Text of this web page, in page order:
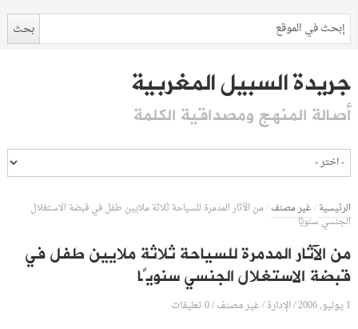
جريدة السبيل المغربية
أصالة المنهج ومصداقية الكلمة
الرئيسية/غير مصنف/من الآثار المدمرة للسياحة ثلاثة ملايين طفل في قبضة الاستغلال
الجنسي سنويًا
من الآثار المدمرة للسياحة ثلاثة ملايين طفل في
قبضة الاستغلال الجنسي سنويًا
1 يوليو, 2006 /الإدارة/غير مصنف/0 تعليقات